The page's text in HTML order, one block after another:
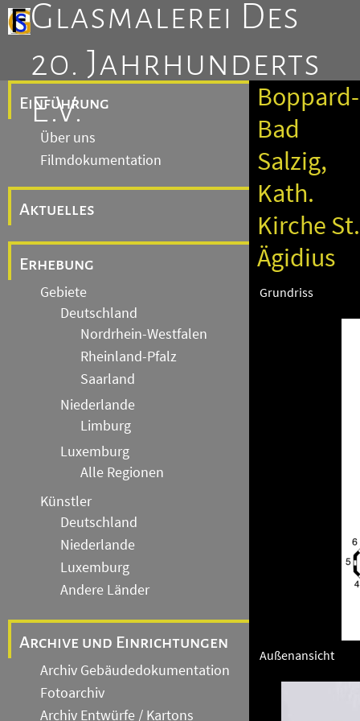
Glasmalerei Des
20. Jahrhunderts
E.V.
Einführung
Über uns
Filmdokumentation
Aktuelles
Erhebung
Gebiete
Deutschland
Nordrhein-Westfalen
Rheinland-Pfalz
Saarland
Niederlande
Limburg
Luxemburg
Alle Regionen
Künstler
Deutschland
Niederlande
Luxemburg
Andere Länder
Archive und Einrichtungen
Archiv Gebäudedokumentation
Fotoarchiv
Archiv Entwürfe / Kartons
Boppard-
Bad
Salzig,
Kath.
Kirche St.
Ägidius
Grundriss
Außenansicht